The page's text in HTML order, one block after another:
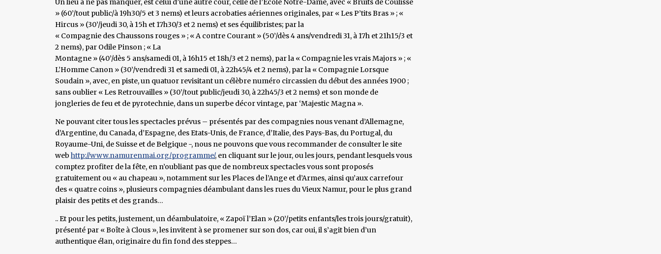
Un lieu à ne pas manquer, est celui d’une autre cour, celle de l’Ecole Notre-Dame, avec « Bruits de Coulisse
» (60’/tout public/à 19h30/5 et 3 nems) et leurs acrobaties aériennes originales, par « Les P’tits Bras » ; «
Hircus » (30’/jeudi 30, à 15h et 17h30/3 et 2 nems) et ses équilibristes; par la
« Compagnie des Chaussons rouges » ; « A contre Courant » (50’/dès 4 ans/vendredi 31, à 17h et 21h15/3 et
2 nems), par Odile Pinson ; « La
Montagne » (40’/dès 5 ans/samedi 01, à 16h15 et 18h/3 et 2 nems), par la « Compagnie les vrais Majors » ; «
L’Homme Canon » (30’/vendredi 31 et samedi 01, à 22h45/4 et 2 nems), par la « Compagnie Lorsque
Soudain », avec, en piste, un quatuor revisitant un célèbre numéro circassien du début des années 1900 ;
sans oublier « Les Retrouvailles » (30’/tout public/jeudi 30, à 22h45/3 et 2 nems) et son monde de
jongleries de feu et de pyrotechnie, dans un superbe décor vintage, par ‘Majestic Magna ».
Ne pouvant citer tous les spectacles prévus – présentés par des compagnies nous venant d’Allemagne,
d’Argentine, du Canada, d’Espagne, des Etats-Unis, de France, d’Italie, des Pays-Bas, du Portugal, du
Royaume-Uni, de Suisse et de Belgique -, nous ne pouvons que vous recommander de consulter le site
web http://www.namurenmai.org/programme/, en cliquant sur le jour, ou les jours, pendant lesquels vous
comptez profiter de la fête, en n’oubliant pas que de nombreux spectacles vous sont proposés
gratuitement ou « au chapeau », notamment sur les Places de l’Ange et d’Armes, ainsi qu’aux carrefour
des « quatre coins », plusieurs compagnies déambulant dans les rues du Vieux Namur, pour le plus grand
plaisir des petits et des grands…
.. Et pour les petits, justement, un déambulatoire, « Zapoï l’Elan » (20’/petits enfants/les trois jours/gratuit),
présenté par « Boîte à Clous », les invitent à se promener sur son dos, car oui, il s’agit bien d’un
authentique élan, originaire du fin fond des steppes…